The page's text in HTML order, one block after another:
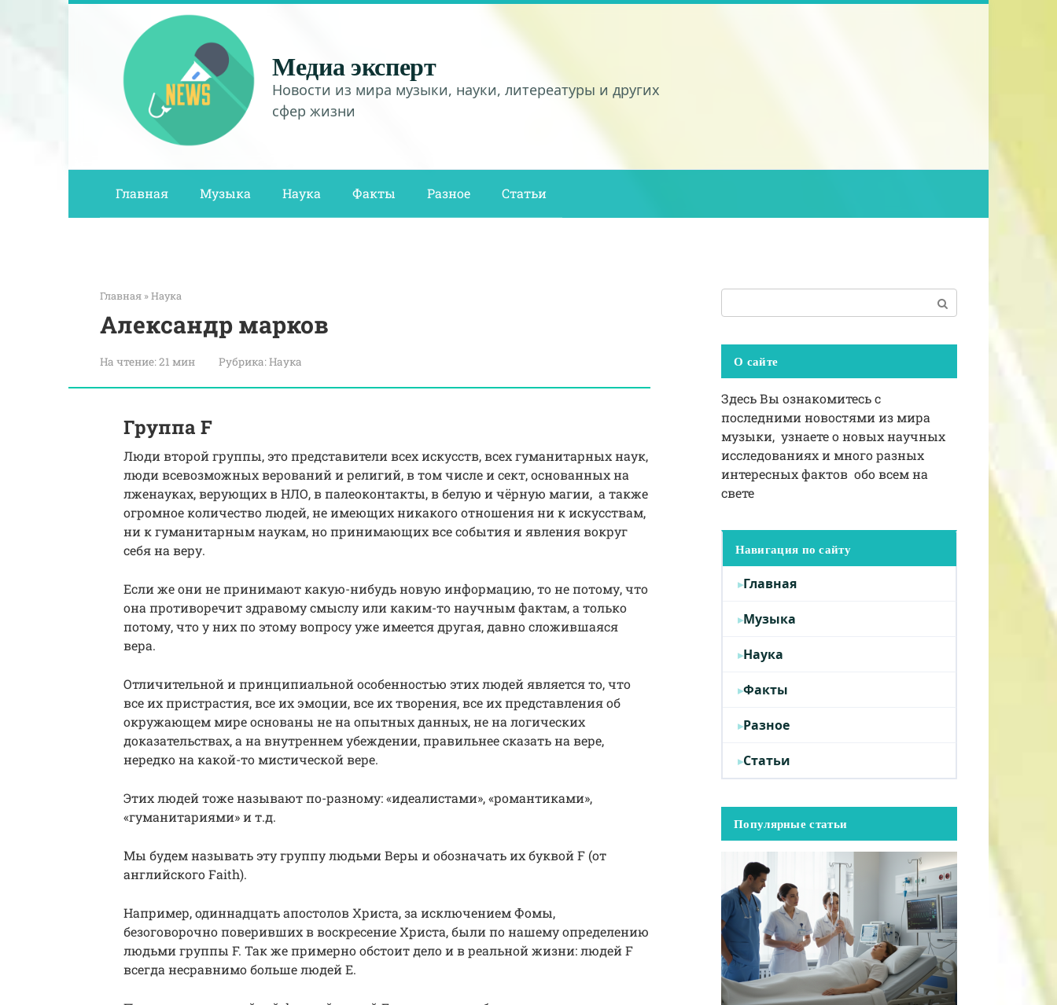
Медиа эксперт
Новости из мира музыки, науки, литереатуры и других
сфер жизни
Главная Музыка Наука Факты Разное Статьи
Главная »Наука
Александр марков
На чтение:21 мин Рубрика:Наука
Группа F
Люди второй группы, это представители всех искусств, всех гуманитарных наук,
люди всевозможных верований и религий, в том числе и сект, основанных на
лженауках, верующих в НЛО, в палеоконтакты, в белую и чёрную магии, а также
огромное количество людей, не имеющих никакого отношения ни к искусствам,
ни к гуманитарным наукам, но принимающих все события и явления вокруг
себя на веру.
Если же они не принимают какую-нибудь новую информацию, то не потому, что
она противоречит здравому смыслу или каким-то научным фактам, а только
потому, что у них по этому вопросу уже имеется другая, давно сложившаяся
вера.
Отличительной и принципиальной особенностью этих людей является то, что
все их пристрастия, все их эмоции, все их творения, все их представления об
окружающем мире основаны не на опытных данных, не на логических
доказательствах, а на внутреннем убеждении, правильнее сказать на вере,
нередко на какой-то мистической вере.
Этих людей тоже называют по-разному: «идеалистами», «романтиками»,
«гуманитариями» и т.д.
Мы будем называть эту группу людьми Веры и обозначать их буквой F (от
английского Faith).
Например, одиннадцать апостолов Христа, за исключением Фомы,
безоговорочно поверивших в воскресение Христа, были по нашему определению
людьми группы F. Так же примерно обстоит дело и в реальной жизни: людей F
всегда несравнимо больше людей Е.
О сайте
Здесь Вы ознакомитесь с
последними новостями из мира
музыки, узнаете о новых научных
исследованиях и много разных
интересных фактов обо всем на
свете
Навигация по сайту
Главная
Музыка
Наука
Факты
Разное
Статьи
Популярные статьи